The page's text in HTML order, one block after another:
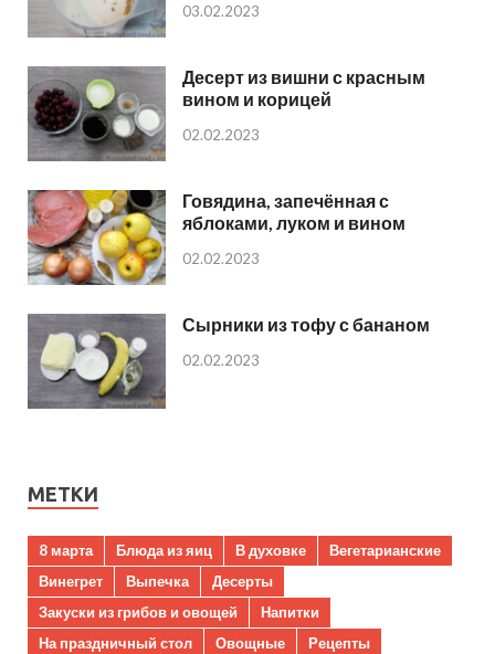
03.02.2023
Десерт из вишни с красным
вином и корицей
02.02.2023
Говядина, запечённая с
яблоками, луком и вином
02.02.2023
Сырники из тофу с бананом
02.02.2023
МЕТКИ
8 марта Блюда из яиц В духовке
Вегетарианские
Винегрет
Выпечка
Десерты
Закуски из грибов и овощей
Напитки
На праздничный стол
Овощные
Рецепты